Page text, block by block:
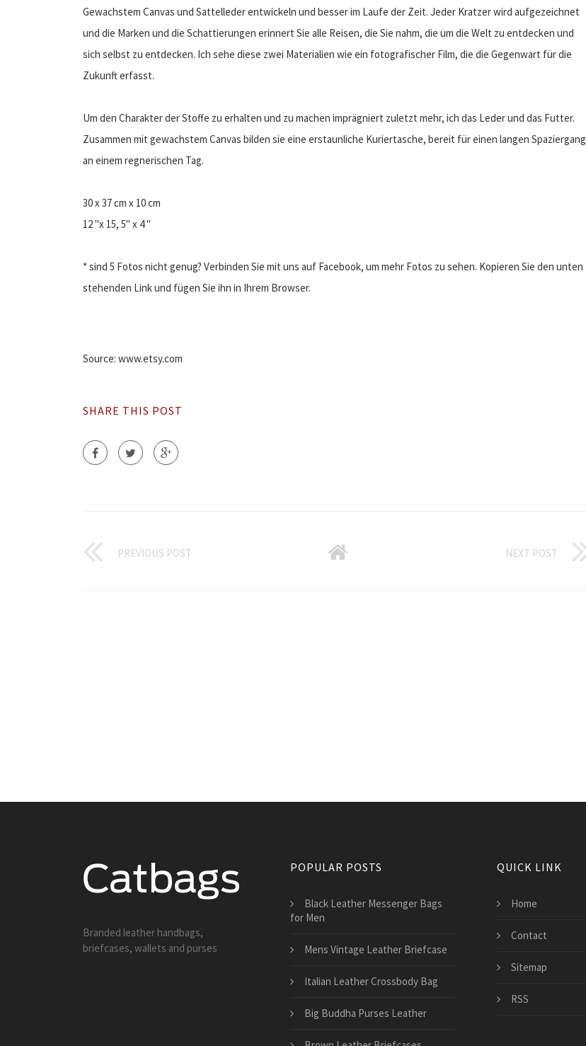
Gewachstem Canvas und Sattelleder entwickeln und besser im Laufe der Zeit. Jeder Kratzer wird aufgezeichnet
und die Marken und die Schattierungen erinnert Sie alle Reisen, die Sie nahm, die um die Welt zu entdecken und
sich selbst zu entdecken. Ich sehe diese zwei Materialien wie ein fotografischer Film, die die Gegenwart für die
Zukunft erfasst.
Um den Charakter der Stoffe zu erhalten und zu machen imprägniert zuletzt mehr, ich das Leder und das Futter.
Zusammen mit gewachstem Canvas bilden sie eine erstaunliche Kuriertasche, bereit für einen langen Spaziergang
an einem regnerischen Tag.
30 x 37 cm x 10 cm
12 "x 15, 5" x 4 "
* sind 5 Fotos nicht genug? Verbinden Sie mit uns auf Facebook, um mehr Fotos zu sehen. Kopieren Sie den unten
stehenden Link und fügen Sie ihn in Ihrem Browser.
Source: www.etsy.com
SHARE THIS POST
PREVIOUS POST NEXT POST
Branded leather handbags,
briefcases, wallets and purses
POPULAR POSTS
Black Leather Messenger Bags
for Men
Mens Vintage Leather Briefcase
Italian Leather Crossbody Bag
Big Buddha Purses Leather
QUICK LINK
Home
Contact
Sitemap
RSS